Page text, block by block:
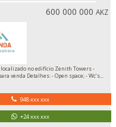
600 000 000AKZ
localizado no edifício Zenith Towers -
Talatona, disponível para venda Detalhes: - Open space; - Wc’s...
948 xxx xxx
+24 xxx xxx